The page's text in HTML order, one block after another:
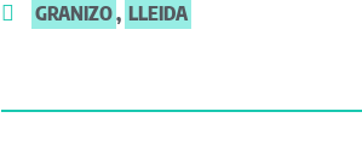
GRANIZO, LLEIDA